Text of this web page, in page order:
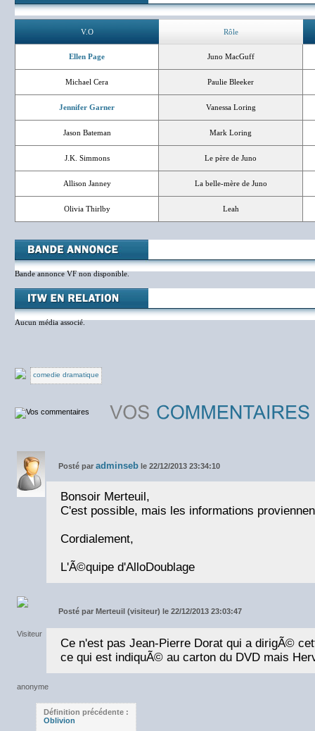
V.O Rôle
Ellen Page Juno MacGuff
Michael Cera Paulie Bleeker
Jennifer Garner Vanessa Loring
Jason Bateman Mark Loring
J.K. Simmons Le père de Juno
Allison Janney La belle-mère de Juno
Olivia Thirlby Leah
Bande annonce VF non disponible.
Aucun média associé.
comedie dramatique
Posté par adminseb le 22/12/2013 23:34:10
Bonsoir Merteuil,
C'est possible, mais les informations
Cordialement,
L'Ã©quipe d'AlloDoublage
Posté par Merteuil (visiteur) le 22/12/2013 23:03:47
Ce n'est pas Jean-Pierre Dorat qui a dirigÃ©
ce qui est indiquÃ© au carton du DVD mais
Définition précédente :
Oblivion